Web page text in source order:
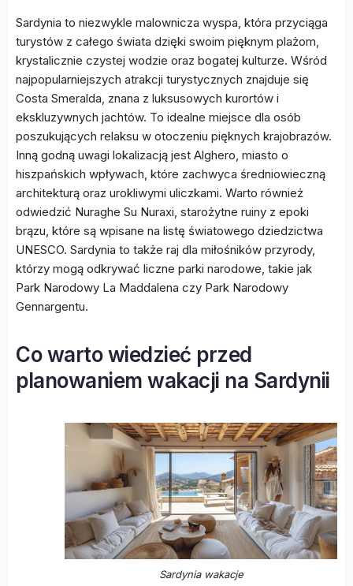
Sardynia to niezwykle malownicza wyspa, która przyciąga
turystów z całego świata dzięki swoim pięknym plażom,
krystalicznie czystej wodzie oraz bogatej kulturze. Wśród
najpopularniejszych atrakcji turystycznych znajduje się
Costa Smeralda, znana z luksusowych kurortów i
ekskluzywnych jachtów. To idealne miejsce dla osób
poszukujących relaksu w otoczeniu pięknych krajobrazów.
Inną godną uwagi lokalizacją jest Alghero, miasto o
hiszpańskich wpływach, które zachwyca średniowieczną
architekturą oraz urokliwymi uliczkami. Warto również
odwiedzić Nuraghe Su Nuraxi, starożytne ruiny z epoki
brązu, które są wpisane na listę światowego dziedzictwa
UNESCO. Sardynia to także raj dla miłośników przyrody,
którzy mogą odkrywać liczne parki narodowe, takie jak
Park Narodowy La Maddalena czy Park Narodowy
Gennargentu.
Co warto wiedzieć przed
planowaniem wakacji na Sardynii
Sardynia wakacje